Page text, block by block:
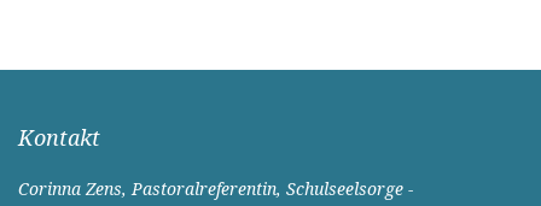
Kontakt
Corinna Zens, Pastoralreferentin, Schulseelsorge -